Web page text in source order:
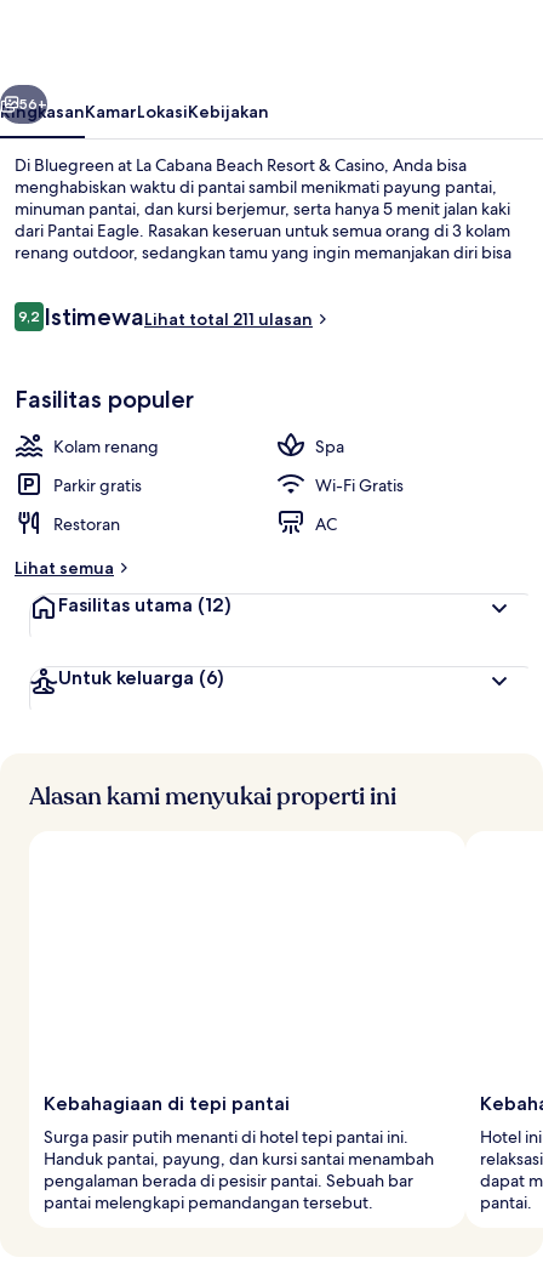
Resort
&
Casino
Berikutnya
56+
RingkasanKamarLokasiKebijakan
Di Bluegreen at La Cabana Beach Resort & Casino, Anda bisa
menghabiskan waktu di pantai sambil menikmati payung pantai,
minuman pantai, dan kursi berjemur, serta hanya 5 menit jalan kaki
dari Pantai Eagle. Rasakan keseruan untuk semua orang di 3 kolam
renang outdoor, sedangkan tamu yang ingin memanjakan diri bisa
bar/lounge adalah tempat yang sempurna untuk menikmati
Ulasan
9,29,2 dari 10
IstimewaLihat total 211 ulasan
Fasilitas populer
Kolam renang
Spa
Parkir gratis
Wi-Fi Gratis
Restoran
AC
Lihat semua
Fasilitas utama (12)
Untuk keluarga (6)
Alasan kami menyukai properti ini
Kebahagiaan di tepi pantai
Surga pasir putih menanti di hotel tepi pantai ini.
Handuk pantai, payung, dan kursi santai menambah
pengalaman berada di pesisir pantai. Sebuah bar
pantai melengkapi pemandangan tersebut.
Hotel
dapat
pantai.